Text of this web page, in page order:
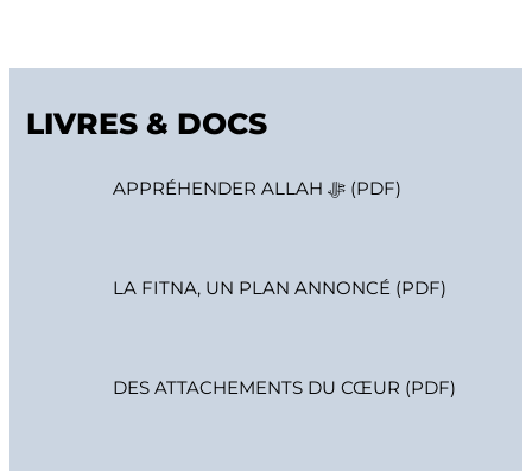
LIVRES & DOCS
APPRÉHENDER ALLAH ﷻ (PDF)
LA FITNA, UN PLAN ANNONCÉ (PDF)
DES ATTACHEMENTS DU CŒUR (PDF)